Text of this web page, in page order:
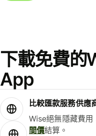
下載免費的
App
比較匯款服務供應
Wise絕無隱藏費用
間價結算。